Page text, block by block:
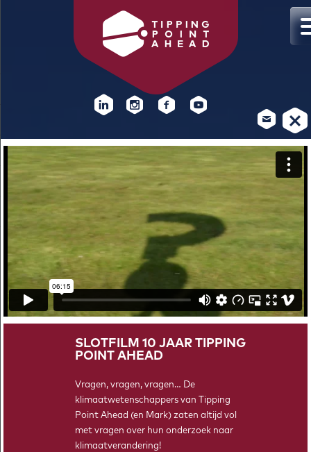
DOCENTBIJEENKOMST
KLIMAATVERANDERING
Hoe kan lesgeven over klimaatverandering beter bij de
leerstof en leerlingen aansluiten? Praat mee op 4 november
2026!
SLOTFILM 10 JAAR TIPPING
POINT AHEAD
Vragen, vragen, vragen… De
klimaatwetenschappers van Tipping
Point Ahead (en Mark) zaten altijd vol
met vragen over hun onderzoek naar
klimaatverandering!